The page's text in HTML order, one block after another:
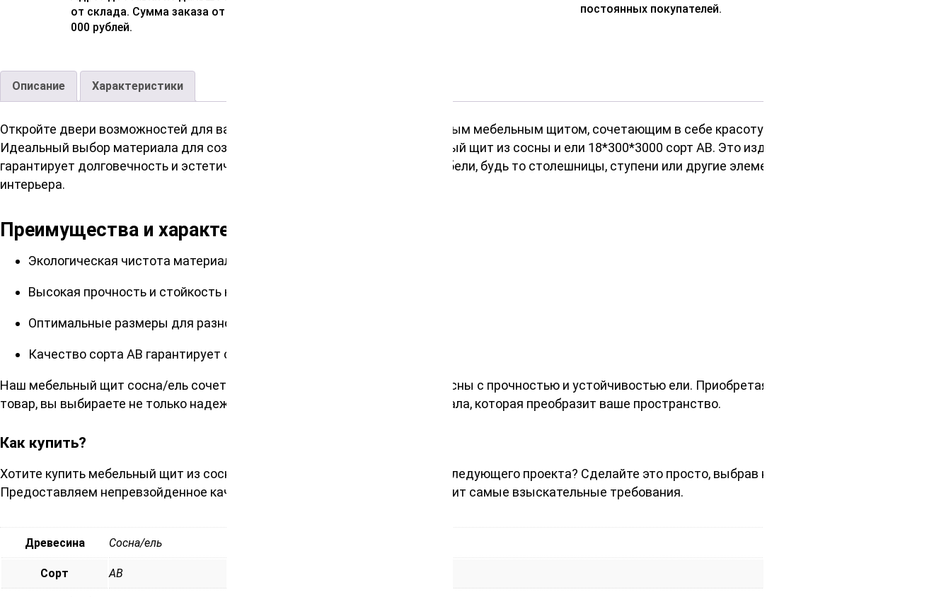
от склада. Сумма заказа от 200
000 рублей.
постоянных покупателей.
Описание Характеристики
Откройте двери возможностей для вашего интерьера с высококачественным мебельным щитом, сочетающим в себе красоту и прочность.
Идеальный выбор материала для создания уникальной мебели — мебельный щит из сосны и ели 18*300*3000 сорт АВ. Это изделие
гарантирует долговечность и эстетическую привлекательность любой мебели, будь то столешницы, ступени или другие элементы
интерьера.
Преимущества и характеристики
Экологическая чистота материала и природное происхождение;
Высокая прочность и стойкость к механическим воздействиям;
Оптимальные размеры для разнообразных дизайнерских решений;
Качество сорта АВ гарантирует отличный внешний вид без дефектов.
Наш мебельный щит сосна/ель сочетает в себе тепло и уют древесины сосны с прочностью и устойчивостью ели. Приобретая данный
товар, вы выбираете не только надежность, но и выразительность материала, которая преобразит ваше пространство.
Как купить?
Хотите купить мебельный щит из сосны и ели 18х300х3000мм для своего следующего проекта? Сделайте это просто, выбрав наши услуги.
Предоставляем непревзойденное качество и сервис, который удовлетворит самые взыскательные требования.
Древесина Сосна/ель
Сорт АВ